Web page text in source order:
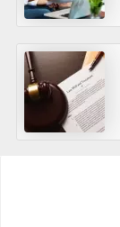
o
C
a
t